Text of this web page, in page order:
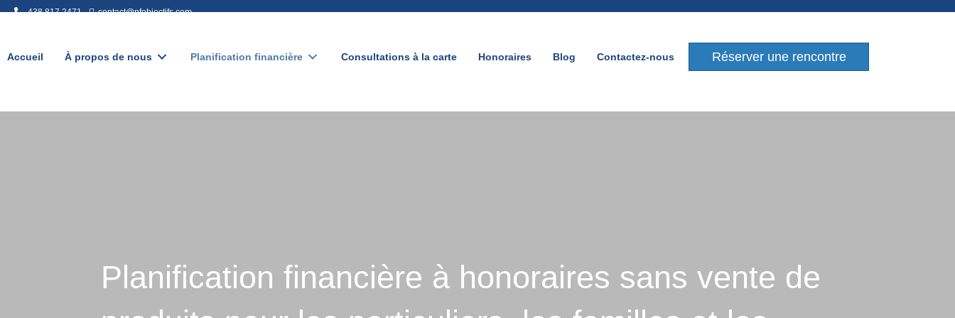
438.817.2471
438.817.2471 contact@pfobjectifs.com
contact@pfobjectifs.com
Accueil À propos de nous Planification financière Consultations à la carte Honoraires Blog Contactez-nous Réserver une rencontre
Planification financière à honoraires sans vente de